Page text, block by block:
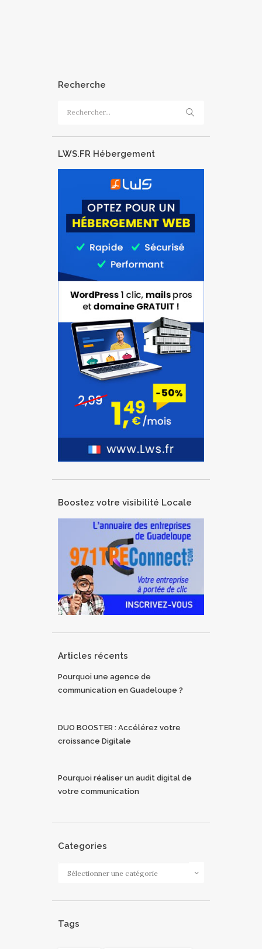
Recherche
LWS.FR Hébergement
Boostez votre visibilité Locale
Articles récents
Pourquoi une agence de
communication en Guadeloupe ?
DUO BOOSTER : Accélérez votre
croissance Digitale
Pourquoi réaliser un audit digital de
votre communication
Categories
Tags